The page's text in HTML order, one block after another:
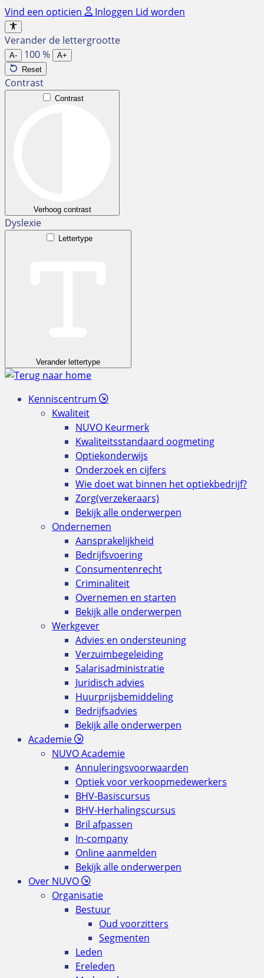
Ga
naar
de
inhoud
Vind een opticien Inloggen Lid worden
Verander de lettergrootte
A- 100%
A+
Reset
Contrast
Contrast
Verhoog contrast
Dyslexie
Lettertype
Verander lettertype
Kenniscentrum
Kwaliteit
NUVO Keurmerk
Kwaliteitsstandaard oogmeting
Optiekonderwijs
Onderzoek en cijfers
Wie doet wat binnen het optiekbedrijf?
Zorg(verzekeraars)
Bekijk alle onderwerpen
Ondernemen
Aansprakelijkheid
Bedrijfsvoering
Consumentenrecht
Criminaliteit
Overnemen en starten
Bekijk alle onderwerpen
Werkgever
Advies en ondersteuning
Verzuimbegeleiding
Salarisadministratie
Juridisch advies
Huurprijsbemiddeling
Bedrijfsadvies
Bekijk alle onderwerpen
Academie
NUVO Academie
Annuleringsvoorwaarden
Optiek voor verkoopmedewerkers
BHV-Basiscursus
BHV-Herhalingscursus
Bril afpassen
In-company
Online aanmelden
Bekijk alle onderwerpen
Over NUVO
Organisatie
Bestuur
Oud voorzitters
Segmenten
Leden
Ereleden